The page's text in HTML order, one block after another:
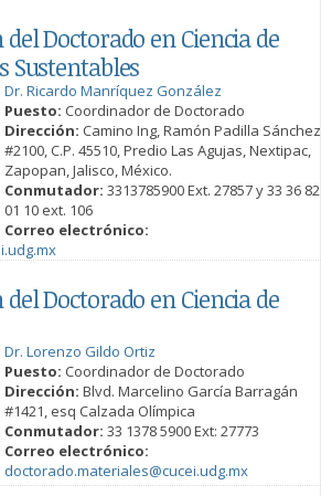
Doctorado en Ciencia de
Sustentables
Dr. Ricardo Manríquez González
Puesto: Coordinador de Doctorado
Dirección: Camino Ing, Ramón Padilla Sánchez
#2100, C.P. 45510, Predio Las Agujas, Nextipac,
Zapopan, Jalisco, México.
Conmutador: 3313785900 Ext. 27857 y 33 36 82
01 10 ext. 106
Correo electrónico:
Doctorado en Ciencia de
Dr. Lorenzo Gildo Ortiz
Puesto: Coordinador de Doctorado
Dirección: Blvd. Marcelino García Barragán
#1421, esq Calzada Olímpica
Conmutador: 33 1378 5900 Ext: 27773
Correo electrónico:
doctorado.materiales@cucei.udg.mx